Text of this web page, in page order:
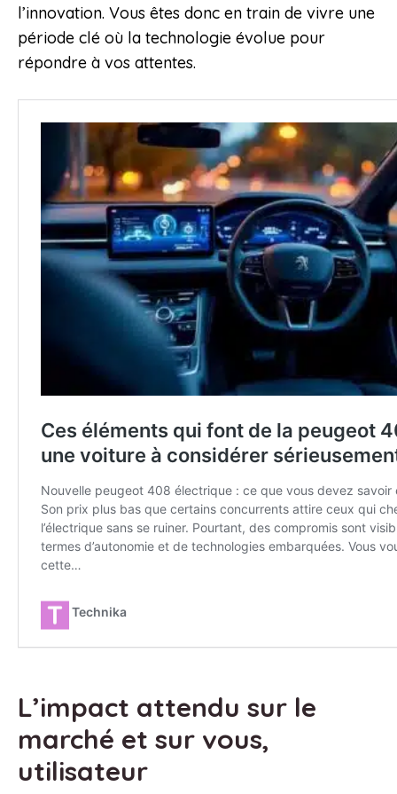
l’innovation. Vous êtes donc en train de vivre une
période clé où la technologie évolue pour
répondre à vos attentes.
L’impact attendu sur le
marché et sur vous,
utilisateur